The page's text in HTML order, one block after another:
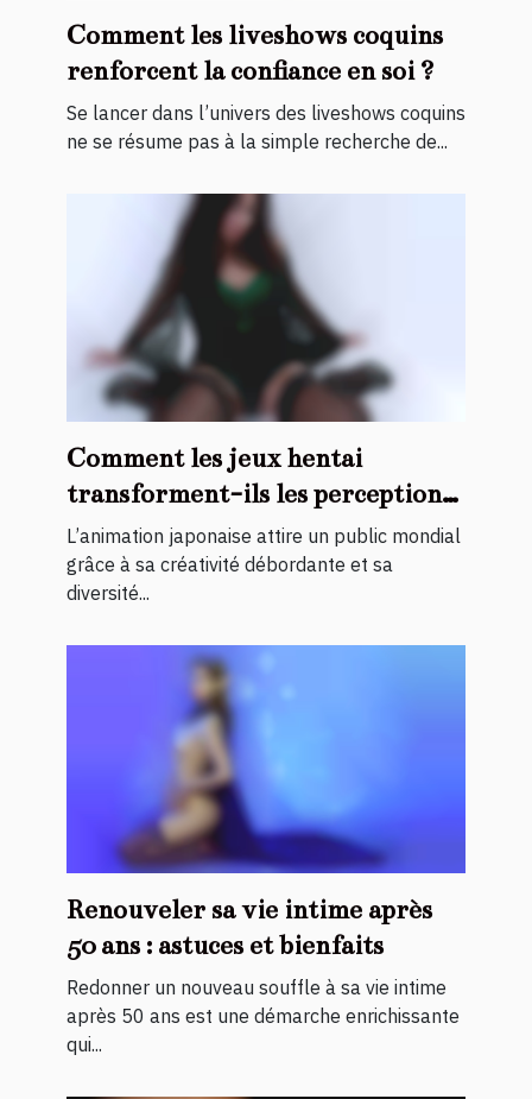
Comment les liveshows coquins
renforcent la confiance en soi ?
Se lancer dans l’univers des liveshows coquins
ne se résume pas à la simple recherche de...
Comment les jeux hentai
transforment-ils les perceptions
de l'animation japonaise ?
L’animation japonaise attire un public mondial
grâce à sa créativité débordante et sa
diversité...
Renouveler sa vie intime après
50 ans : astuces et bienfaits
Redonner un nouveau souffle à sa vie intime
après 50 ans est une démarche enrichissante
qui...